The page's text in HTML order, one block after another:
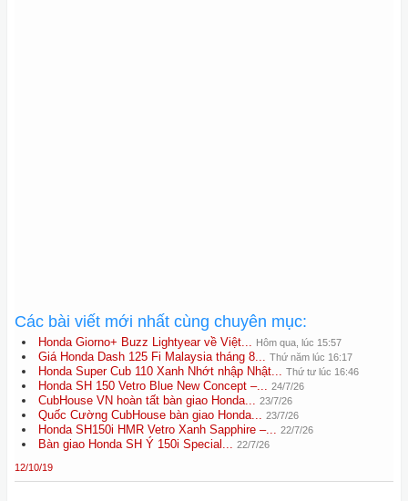
Các bài viết mới nhất cùng chuyên mục:
Honda Giorno+ Buzz Lightyear về Việt... Hôm qua, lúc 15:57
Giá Honda Dash 125 Fi Malaysia tháng 8... Thứ năm lúc 16:17
Honda Super Cub 110 Xanh Nhớt nhập Nhật... Thứ tư lúc 16:46
Honda SH 150 Vetro Blue New Concept –... 24/7/26
CubHouse VN hoàn tất bàn giao Honda... 23/7/26
Quốc Cường CubHouse bàn giao Honda... 23/7/26
Honda SH150i HMR Vetro Xanh Sapphire –... 22/7/26
Bàn giao Honda SH Ý 150i Special... 22/7/26
12/10/19